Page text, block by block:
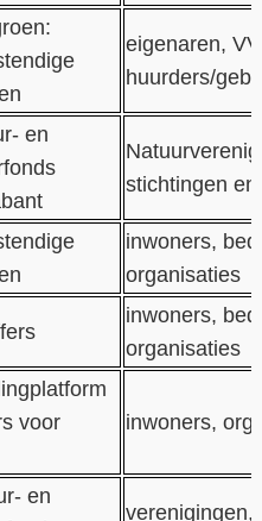
eigenaren,
huurders/
en
stichtingen
inwoners,
organisaties
inwoners,
organisaties
voor
inwoners,
en
verenigingen,